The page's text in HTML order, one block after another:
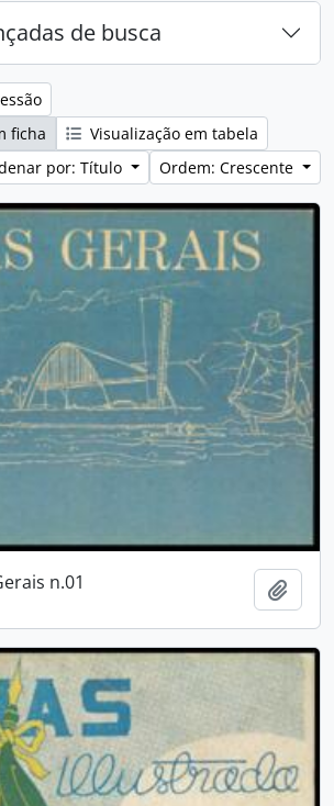
de busca
ficha
Visualização em tabela
por: Título
Ordem: Crescente
n.01